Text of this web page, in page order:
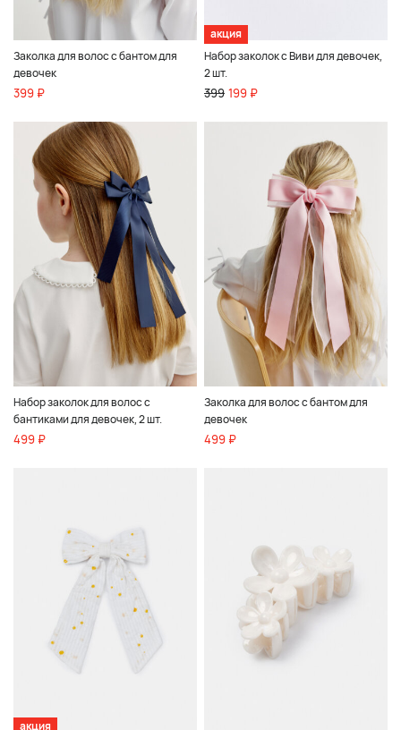
Заколка для волос с бантом для
девочек
399 ₽
акция
Набор заколок с Виви для девочек,
2 шт.
399 199 ₽
Набор заколок для волос с
бантиками для девочек, 2 шт.
499 ₽
Заколка для волос с бантом для
девочек
499 ₽
акция